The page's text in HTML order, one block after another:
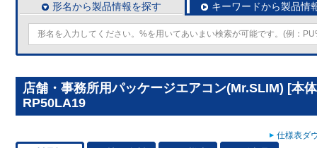
形名から製品情報を探す キーワードから製品情
店舗・事務所用パッケージエアコン(Mr.SLIM) [本
RP50LA19
仕様表ダ